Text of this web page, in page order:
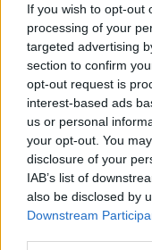
If you wish to opt-out
processing of your
targeted advertising
section to confirm
opt-out request is
interest-based ads
us or personal
your opt-out. You
disclosure of your
IAB’s list of
also be disclosed by
Downstream
Szukaj
Kliknij obraz w
chroniony
Wyszukaj
według
liter,
Wyszukaj